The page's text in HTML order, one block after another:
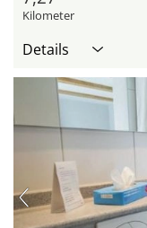
Kilometer
Details